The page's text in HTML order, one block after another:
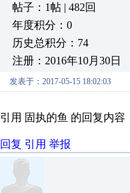
帖子：1帖 | 482回
年度积分：0
历史总积分：74
注册：2016年10月30日
发表于：2017-05-15 18:02:03
引用 固执的鱼 的回复内
回复 引用 举报